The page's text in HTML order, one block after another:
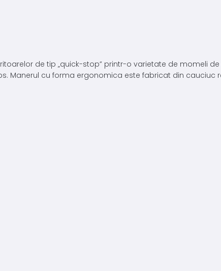
de tip „quick-stop” printr-o varietate de momeli
Manerul cu forma ergonomica este fabricat din cauciuc